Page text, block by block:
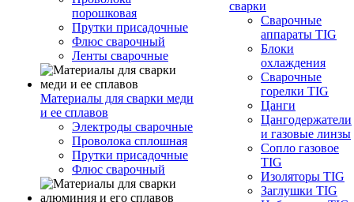
порошковая
Прутки присадочные
Флюс сварочный
Ленты сварочные
Материалы для сварки меди
и ее сплавов
Электроды сварочные
Проволока сплошная
Прутки присадочные
Флюс сварочный
сварки
Сварочные
аппараты TIG
Блоки
охлаждения
Сварочные
горелки TIG
Цанги
Цангодержатели
и газовые линзы
Сопло газовое
TIG
Изоляторы TIG
Заглушки TIG